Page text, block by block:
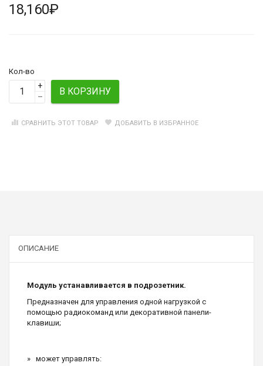
18,160₽
Кол-во
+
–
В КОРЗИНУ
СРАВНИТЬ ЭТОТ ТОВАР ДОБАВИТЬ В ИЗБРАННОЕ
ОПИСАНИЕ
Модуль устанавливается в подрозетник.
Предназначен для управления одной нагрузкой с
помощью радиокоманд или декоративной панели-
клавиши;
может управлять: